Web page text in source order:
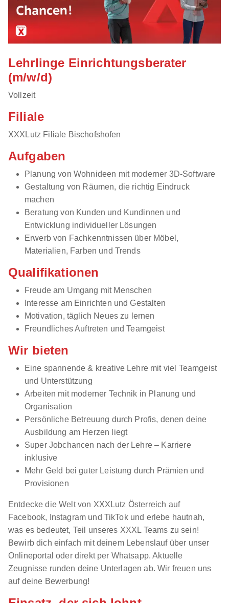
Lehrlinge Einrichtungsberater
(m/w/d)
Vollzeit
Filiale
XXXLutz Filiale Bischofshofen
Aufgaben
Planung von Wohnideen mit moderner 3D-Software
Gestaltung von Räumen, die richtig Eindruck
machen
Beratung von Kunden und Kundinnen und
Entwicklung individueller Lösungen
Erwerb von Fachkenntnissen über Möbel,
Materialien, Farben und Trends
Qualifikationen
Freude am Umgang mit Menschen
Interesse am Einrichten und Gestalten
Motivation, täglich Neues zu lernen
Freundliches Auftreten und Teamgeist
Wir bieten
Eine spannende & kreative Lehre mit viel Teamgeist
und Unterstützung
Arbeiten mit moderner Technik in Planung und
Organisation
Persönliche Betreuung durch Profis, denen deine
Ausbildung am Herzen liegt
Super Jobchancen nach der Lehre – Karriere
inklusive
Mehr Geld bei guter Leistung durch Prämien und
Provisionen
Entdecke die Welt von XXXLutz Österreich auf
Facebook, Instagram und TikTok und erlebe hautnah,
was es bedeutet, Teil unseres XXXL Teams zu sein!
Bewirb dich einfach mit deinem Lebenslauf über unser
Onlineportal oder direkt per Whatsapp. Aktuelle
Zeugnisse runden deine Unterlagen ab. Wir freuen uns
auf deine Bewerbung!